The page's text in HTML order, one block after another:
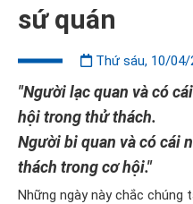
sứ quán
Thứ sáu, 10/04/
"Người lạc quan và có
hội trong thử thách.
Người bi quan và có cái
thách trong cơ hội."
Những ngày này chắc chúng